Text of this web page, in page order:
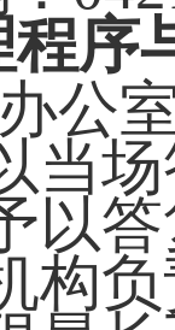
程序
公
当
以
构